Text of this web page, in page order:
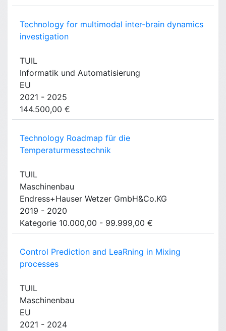
Technology for multimodal inter-brain dynamics
investigation
TUIL
Informatik und Automatisierung
EU
2021 - 2025
144.500,00 €
Technology Roadmap für die
Temperaturmesstechnik
TUIL
Maschinenbau
Endress+Hauser Wetzer GmbH&Co.KG
2019 - 2020
Kategorie 10.000,00 - 99.999,00 €
Control Prediction and LeaRning in Mixing
processes
TUIL
Maschinenbau
EU
2021 - 2024